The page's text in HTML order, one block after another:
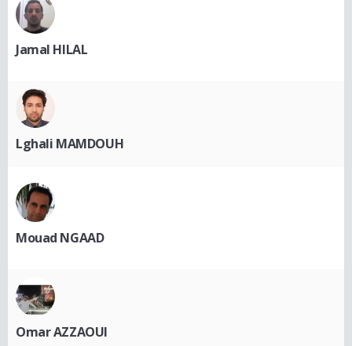
Jamal HILAL
Lghali MAMDOUH
Mouad NGAAD
Omar AZZAOUI